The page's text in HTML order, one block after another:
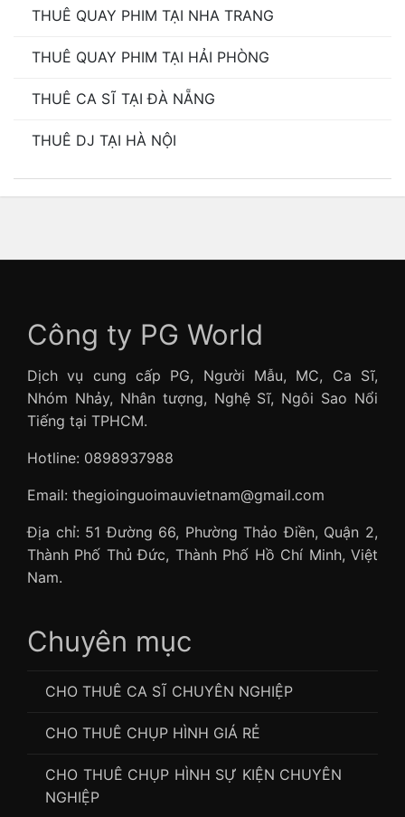
THUÊ QUAY PHIM TẠI NHA TRANG
THUÊ QUAY PHIM TẠI HẢI PHÒNG
THUÊ CA SĨ TẠI ĐÀ NẴNG
THUÊ DJ TẠI HÀ NỘI
Công ty PG World
Dịch vụ cung cấp PG, Người Mẫu, MC, Ca Sĩ,
Nhóm Nhảy, Nhân tượng, Nghệ Sĩ, Ngôi Sao Nổi
Tiếng tại TPHCM.
Hotline: 0898937988
Email: thegioinguoimauvietnam@gmail.com
Địa chỉ: 51 Đường 66, Phường Thảo Điền, Quận 2,
Thành Phố Thủ Đức, Thành Phố Hồ Chí Minh, Việt
Nam.
Chuyên mục
CHO THUÊ CA SĨ CHUYÊN NGHIỆP
CHO THUÊ CHỤP HÌNH GIÁ RẺ
CHO THUÊ CHỤP HÌNH SỰ KIỆN CHUYÊN
NGHIỆP